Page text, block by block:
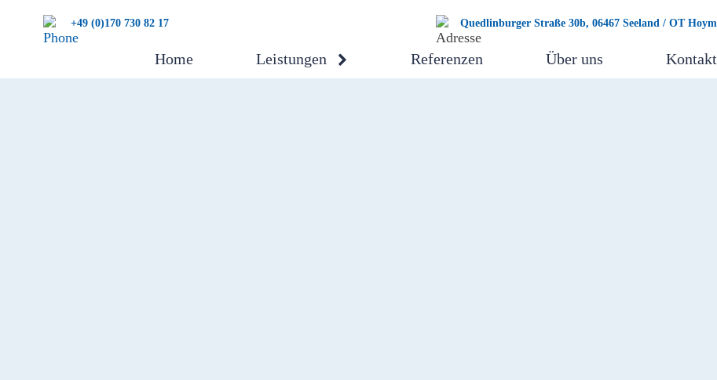
+49 (0)170 730 82 17 Quedlinburger Straße 30b, 06467 Seeland / OT Hoym
Home Leistungen Referenzen Über uns Kontakt